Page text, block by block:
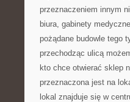
przeznaczeniem innym
biura, gabinety
pożądane budowle tego
przechodząc ulicą
kto chce otwierać sklep
przeznaczona jest na
lokal znajduje się w